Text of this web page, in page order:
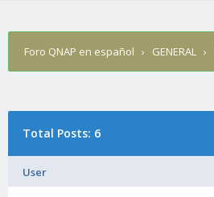
Foro QNAP en español › GENERAL ›
Total Posts: 6
User